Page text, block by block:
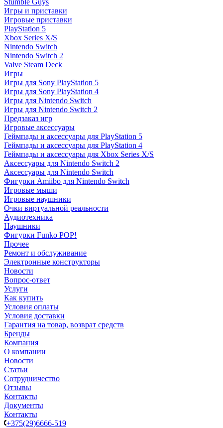
Stumble Guys
Игры и приставки
Игровые приставки
PlayStation 5
Xbox Series X/S
Nintendo Switch
Nintendo Switch 2
Valve Steam Deck
Игры
Игры для Sony PlayStation 5
Игры для Sony PlayStation 4
Игры для Nintendo Switch
Игры для Nintendo Switch 2
Предзаказ игр
Игровые аксессуары
Геймпады и аксессуары для PlayStation 5
Геймпады и аксессуары для PlayStation 4
Геймпады и аксессуары для Xbox Series X/S
Аксессуары для Nintendo Switch 2
Аксессуары для Nintendo Switch
Фигурки Amiibo для Nintendo Switch
Игровые мыши
Игровые наушники
Очки виртуальной реальности
Аудиотехника
Наушники
Фигурки Funko POP!
Прочее
Ремонт и обслуживание
Электронные конструкторы
Новости
Вопрос-ответ
Услуги
Как купить
Условия оплаты
Условия доставки
Гарантия на товар, возврат средств
Бренды
Компания
О компании
Новости
Статьи
Сотрудничество
Отзывы
Контакты
Документы
Контакты
+375(29)6666-519